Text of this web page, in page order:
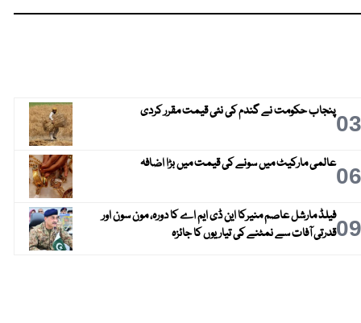
03پنجاب حکومت نے گندم کی نئی قیمت مقرر کردی
06عالمی مارکیٹ میں سونے کی قیمت میں بڑا اضافہ
09فیلڈ مارشل عاصم منیرکا این ڈی ایم اے کا دورہ، مون سون اور
قدرتی آفات سے نمٹنے کی تیاریوں کا جائزہ